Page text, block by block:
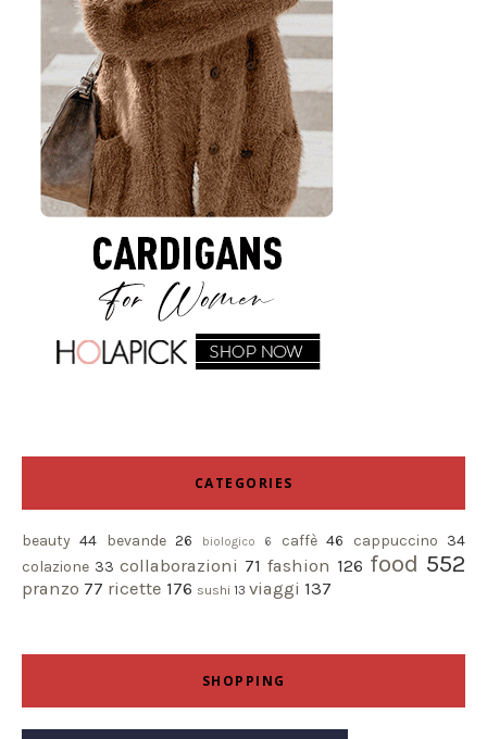
CATEGORIES
beauty 44 bevande 26 biologico 6 caffè 46 cappuccino 34
colazione 33 collaborazioni 71 fashion 126 food 552
pranzo 77 ricette 176 sushi 13 viaggi 137
SHOPPING